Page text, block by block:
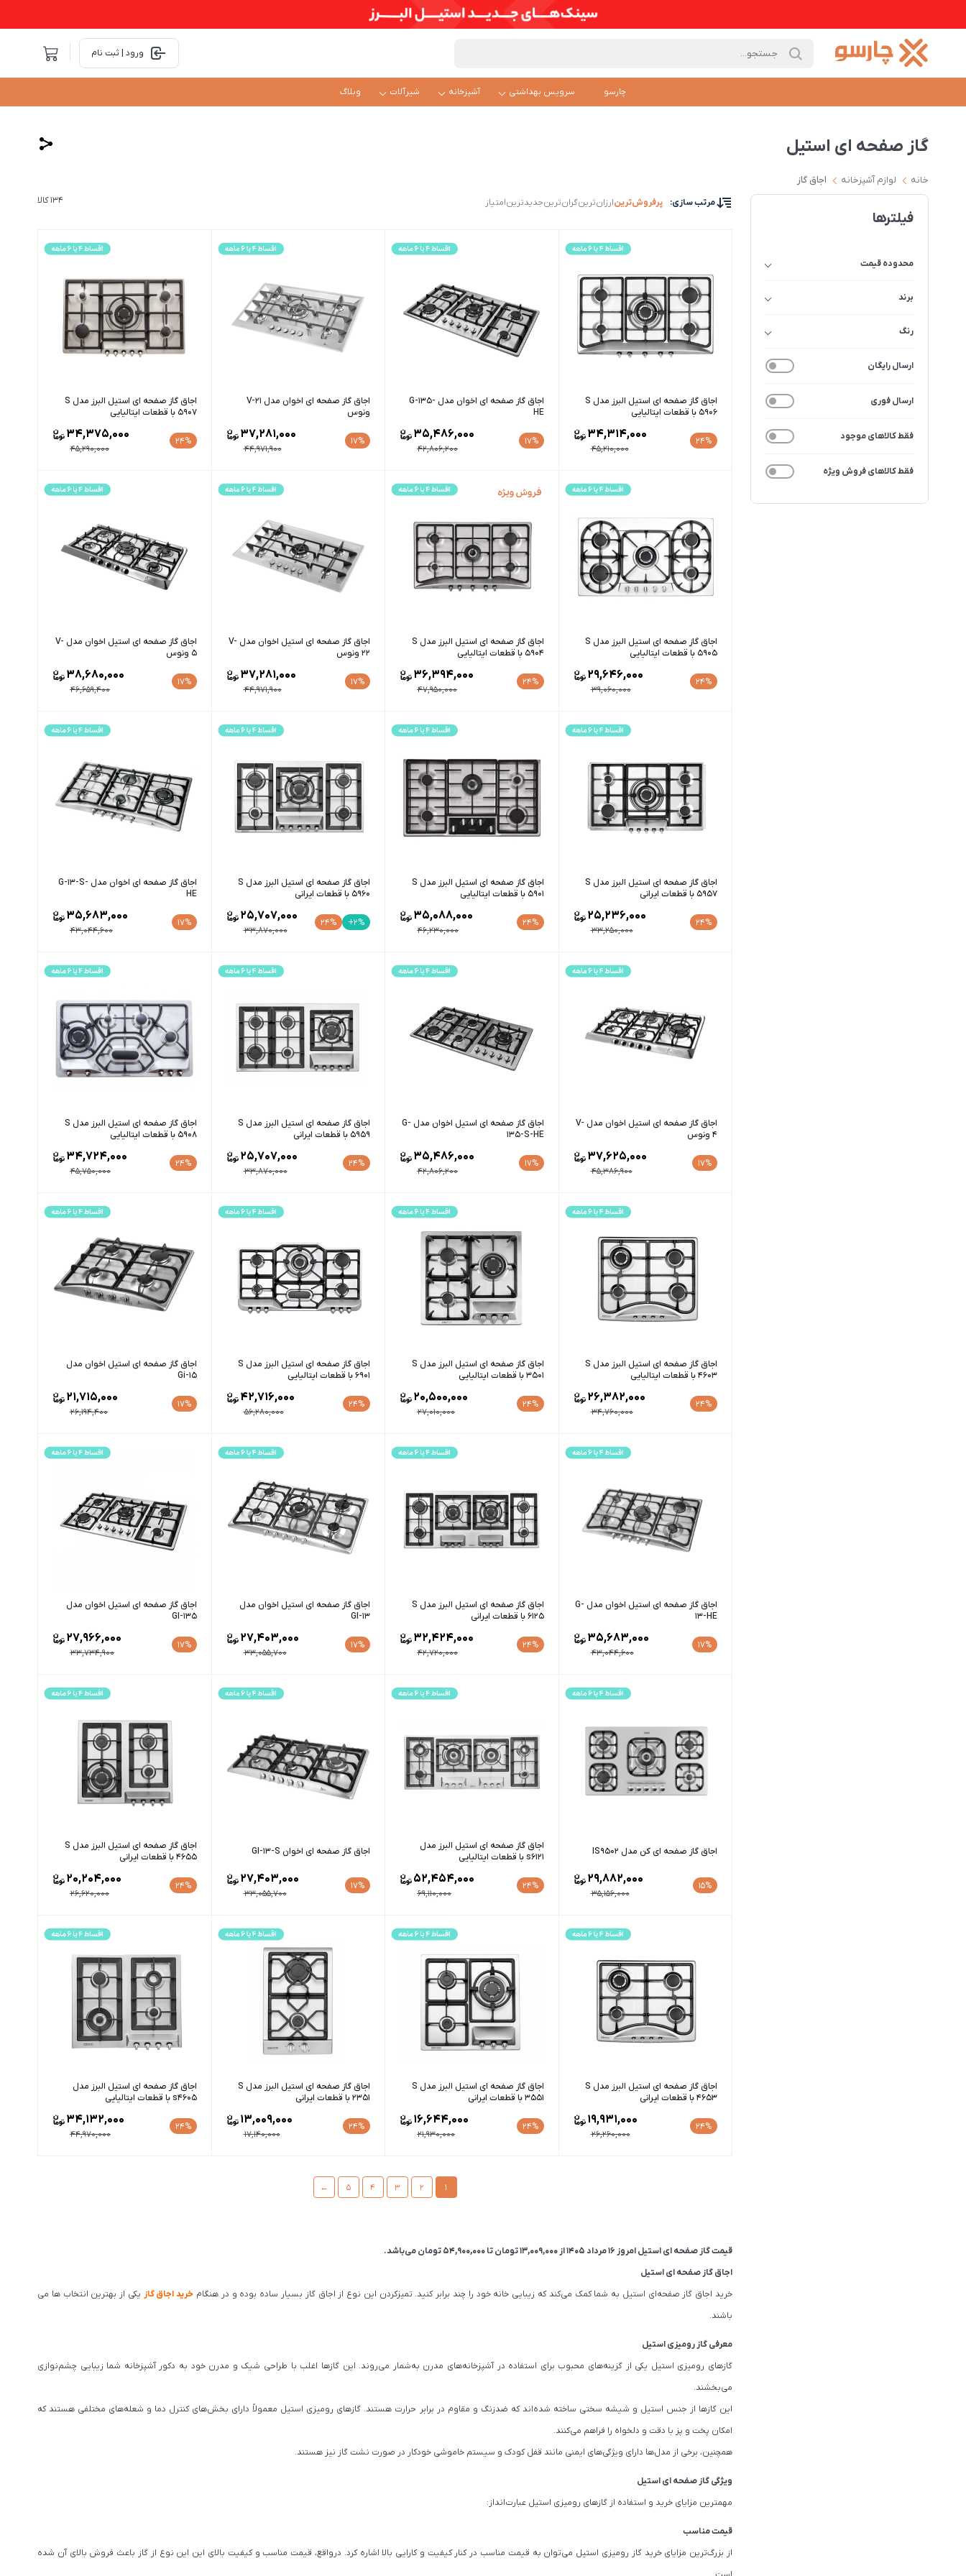
ورود | ثبت نام
چارسو سرویس بهداشتی آشپزخانه شیرآلات وبلاگ
گاز صفحه ای استیل
خانه لوازم آشپزخانه اجاق گاز
134 کالا مرتب سازی: پرفروش‌ترینارزان‌ترینگران‌ترینجدیدترینامتیاز
اجاق گاز صفحه ای استیل البرز مدل S
5906 با قطعات ایتالیایی
24%
45,210,000
34,314,000
اجاق گاز صفحه ای اخوان مدل G-135-
HE
17%
42,806,200
35,486,000
اجاق گاز صفحه ای اخوان مدل V-21
ونوس
17%
44,971,900
37,281,000
اجاق گاز صفحه ای استیل البرز مدل S
5907 با قطعات ایتالیایی
24%
45,290,000
34,375,000
اجاق گاز صفحه ای استیل البرز مدل S
5905 با قطعات ایتالیایی
24%
39,060,000
29,646,000
اجاق گاز صفحه ای استیل البرز مدل S
5904 با قطعات ایتالیایی
24%
47,950,000
36,394,000
اجاق گاز صفحه ای استیل اخوان مدل V-
22 ونوس
17%
44,971,900
37,281,000
اجاق گاز صفحه ای استیل اخوان مدل V-
5 ونوس
17%
46,659,400
38,680,000
اجاق گاز صفحه ای استیل البرز مدل S
5957 با قطعات ایرانی
24%
33,250,000
25,236,000
اجاق گاز صفحه ای استیل البرز مدل S
5901 با قطعات ایتالیایی
24%
46,230,000
35,088,000
اجاق گاز صفحه ای استیل البرز مدل S
5960 با قطعات ایرانی
24% +2%
33,870,000
25,707,000
اجاق گاز صفحه ای اخوان مدل G-13-S-
HE
17%
43,044,600
35,683,000
اجاق گاز صفحه ای استیل اخوان مدل V-
4 ونوس
17%
45,386,900
37,625,000
اجاق گاز صفحه ای استیل اخوان مدل G-
135-S-HE
17%
42,806,200
35,486,000
اجاق گاز صفحه ای استیل البرز مدل S
5959 با قطعات ایرانی
24%
33,870,000
25,707,000
اجاق گاز صفحه ای استیل البرز مدل S
5908 با قطعات ایتالیایی
24%
45,750,000
34,724,000
اجاق گاز صفحه ای استیل البرز مدل S
4603 با قطعات ایتالیایی
24%
34,760,000
26,382,000
اجاق گاز صفحه ای استیل البرز مدل S
3501 با قطعات ایتالیایی
24%
27,010,000
20,500,000
اجاق گاز صفحه ای استیل البرز مدل S
6901 با قطعات ایتالیایی
24%
56,280,000
42,716,000
اجاق گاز صفحه ای استیل اخوان مدل
Gi-15
17%
26,194,400
21,715,000
اجاق گاز صفحه ای استیل اخوان مدل G-
13-HE
17%
43,044,600
35,683,000
اجاق گاز صفحه ای استیل البرز مدل S
6125 با قطعات ایرانی
24%
42,720,000
32,424,000
اجاق گاز صفحه ای استیل اخوان مدل
GI-13
17%
33,055,700
27,403,000
اجاق گاز صفحه ای استیل اخوان مدل
GI-135
17%
33,734,900
27,966,000
اجاق گاز صفحه ای کن مدل IS9502
15%
35,156,000
29,882,000
اجاق گاز صفحه ای استیل البرز مدل
s6121 با قطعات ایتالیایی
24%
69,110,000
52,454,000
اجاق گاز صفحه ای اخوان GI-13-S
17%
33,055,700
27,403,000
اجاق گاز صفحه ای استیل البرز مدل S
4655 با قطعات ایرانی
24%
26,620,000
20,204,000
اجاق گاز صفحه ای استیل البرز مدل S
4653 با قطعات ایرانی
24%
26,260,000
19,931,000
اجاق گاز صفحه ای استیل البرز مدل S
3551 با قطعات ایرانی
24%
21,930,000
16,644,000
اجاق گاز صفحه ای استیل البرز مدل S
2351 با قطعات ایرانی
24%
17,140,000
13,009,000
اجاق گاز صفحه ای استیل البرز مدل
s4605 با قطعات ایتالیایی
24%
44,970,000
34,132,000
1
2
3
4
5
←
قیمت گاز صفحه ای استیل امروز 16 مرداد 1405 از 13,009,000تومانتا54,900,000تومانمی‌باشد.
اجاق گاز صفحه ای استیل
خرید اجاق گاز صفحه‌ای استیل به شما کمک می‌کند که زیبایی خانه خود را چند برابر کنید. تمیزکردن این نوع از اجاق گاز بسیار ساده بوده و در هنگام خرید اجاق گاز یکی از بهترین انتخاب ها می
باشند.
معرفی گاز رومیزی استیل
گازهای رومیزی استیل یکی از گزینه‌های محبوب برای استفاده در آشپزخانه‌های مدرن به‌شمار می‌روند. این گازها اغلب با طراحی شیک و مدرن خود به دکور آشپزخانه شما زیبایی چشم‌نوازی
می‌بخشند.
این گازها از جنس استیل و شیشه سختی ساخته شده‌اند که ضدزنگ و مقاوم در برابر حرارت هستند. گازهای رومیزی استیل معمولاً دارای بخش‌های کنترل دما و شعله‌های مختلفی هستند که
امکان پخت و پز با دقت و دلخواه را فراهم می‌کنند.
همچنین، برخی از مدل‌ها دارای ویژگی‌های ایمنی مانند قفل کودک و سیستم خاموشی خودکار در صورت نشت گاز نیز هستند.
ویژگی گاز صفحه ای استیل
مهمترین مزایای خرید و استفاده از گازهای رومیزی استیل عبارت‌انداز:
قیمت مناسب
از بزرگ‌ترین مزایای خرید گاز رومیزی استیل می‌توان به قیمت مناسب در کنار کیفیت و کارایی بالا اشاره کرد. درواقع، قیمت مناسب و کیفیت بالای این این نوع از گاز باعث فروش بالای آن شده
فیلترها
محدوده قیمت
برند
رنگ
ارسال رایگان
ارسال فوری
فقط کالاهای موجود
فقط کالاهای فروش ویژه